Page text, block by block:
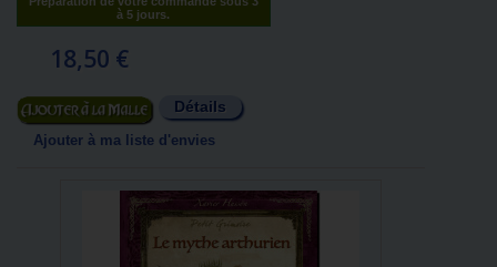
à 5 jours.
18,50 €
Ajouter au panier Détails
Ajouter à ma liste d'envies